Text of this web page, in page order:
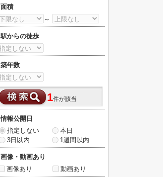
面積
～
駅からの徒歩
築年数
1件が該当
情報公開日
指定しない
本日
3日以内
1週間以内
画像・動画あり
画像あり
動画あり